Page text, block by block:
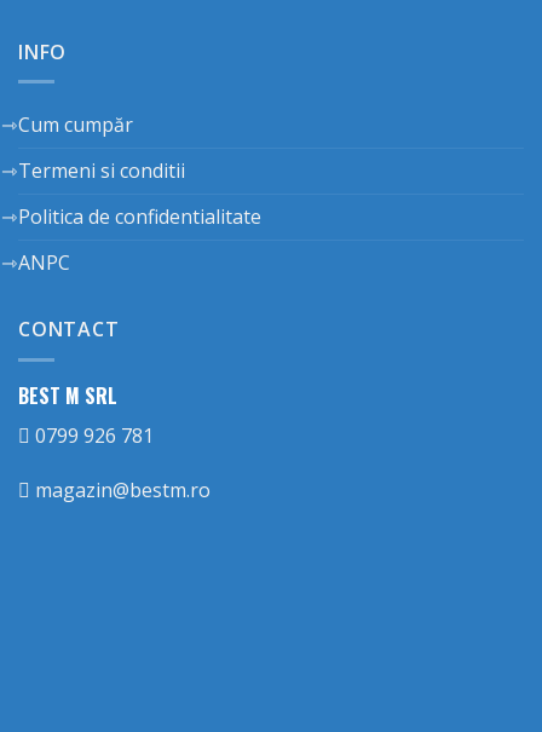
INFO
Cum cumpăr
Termeni si conditii
Politica de confidentialitate
ANPC
CONTACT
BEST M SRL
0799 926 781
magazin@bestm.ro